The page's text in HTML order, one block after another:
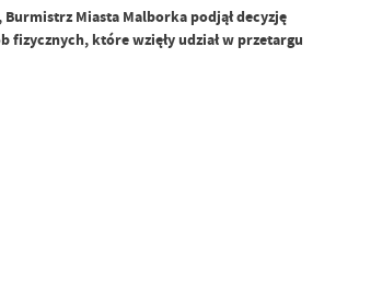
Miasta Malborka podjął decyzję
które wzięły udział w przetargu